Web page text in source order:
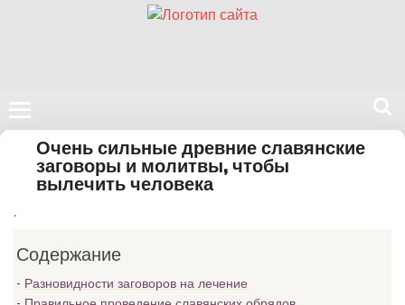
Поиск
нашем
Очень сильные древние славянские
заговоры и молитвы, чтобы
вылечить человека
.
Содержание
Разновидности заговоров на лечение